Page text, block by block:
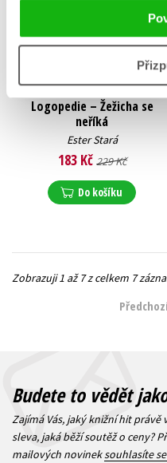
Logopedie – Žežicha se
neříká
Ester Stará
183 Kč 229 Kč
Do košíku
Zobrazuji 1 až 7 z celkem 7
Budete to vědět
Zajímá Vás, jaký knižní hit právě
sleva, jaká běží soutěž o ceny?
mailových novineksouhlasíte